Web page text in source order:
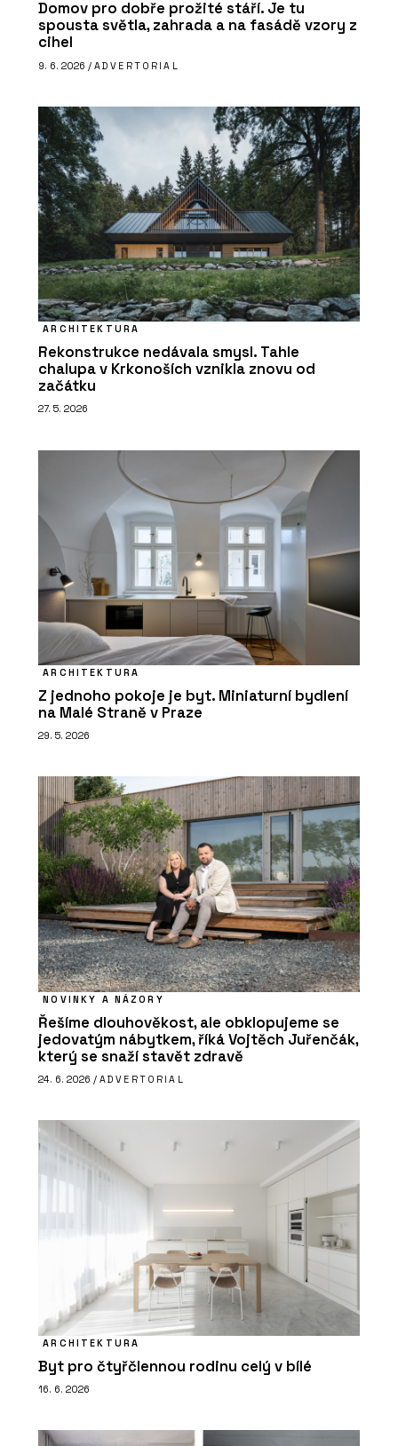
Domov pro dobře prožité stáří. Je tu
spousta světla, zahrada a na fasádě vzory z
cihel
9. 6. 2026 / ADVERTORIAL
ARCHITEKTURA
Rekonstrukce nedávala smysl. Tahle
chalupa v Krkonoších vznikla znovu od
začátku
27. 5. 2026
ARCHITEKTURA
Z jednoho pokoje je byt. Miniaturní bydlení
na Malé Straně v Praze
29. 5. 2026
NOVINKY A NÁZORY
Řešíme dlouhověkost, ale obklopujeme se
jedovatým nábytkem, říká Vojtěch Juřenčák,
který se snaží stavět zdravě
24. 6. 2026 / ADVERTORIAL
ARCHITEKTURA
Byt pro čtyřčlennou rodinu celý v bílé
16. 6. 2026